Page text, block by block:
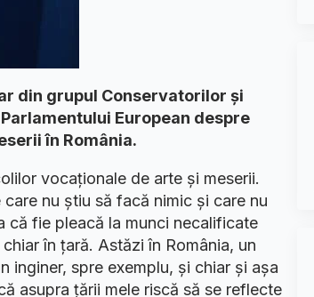
din grupul Conservatorilor și
European despre
în România.
vocaționale de arte și meserii.
nu știu să facă nimic și care nu
că fie pleacă la munci necalificate
în țară. Astăzi în România, un
inginer, spre exemplu, și chiar și așa
asupra țării mele riscă să se reflecte